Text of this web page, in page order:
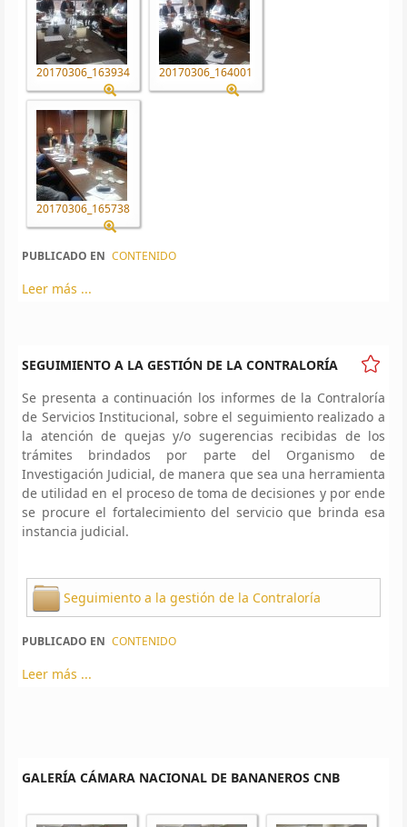
20170306_163934 20170306_164001
20170306_165738
PUBLICADO EN CONTENIDO
Leer más ...
SEGUIMIENTO A LA GESTIÓN DE LA CONTRALORÍA
Se presenta a continuación los informes de la Contraloría
de Servicios Institucional, sobre el seguimiento realizado a
la atención de quejas y/o sugerencias recibidas de los
trámites brindados por parte del Organismo de
Investigación Judicial, de manera que sea una herramienta
de utilidad en el proceso de toma de decisiones y por ende
se procure el fortalecimiento del servicio que brinda esa
instancia judicial.
Seguimiento a la gestión de la Contraloría
PUBLICADO EN CONTENIDO
Leer más ...
GALERÍA CÁMARA NACIONAL DE BANANEROS CNB